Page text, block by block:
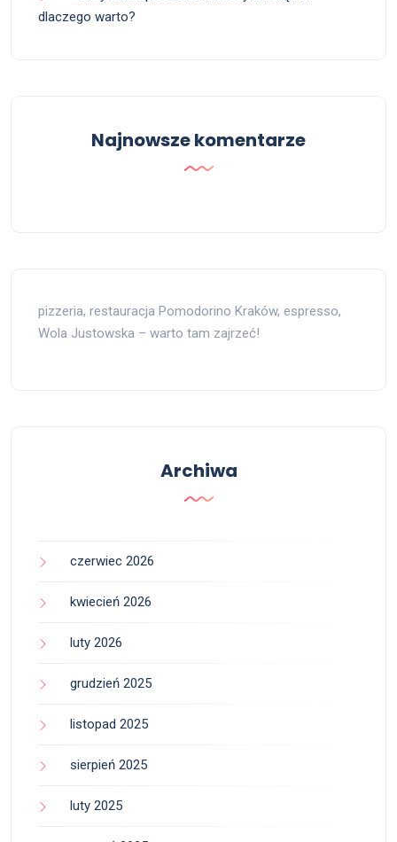
dlaczego warto?
Najnowsze komentarze
pizzeria, restauracja Pomodorino Kraków, espresso,
Wola Justowska – warto tam zajrzeć!
Archiwa
czerwiec 2026
kwiecień 2026
luty 2026
grudzień 2025
listopad 2025
sierpień 2025
luty 2025